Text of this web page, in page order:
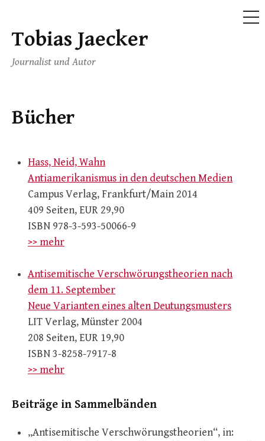
Skip
content
Tobias Jaecker
Journalist und Autor
Bücher
Hass, Neid, Wahn
Antiamerikanismus in den deutschen Medien
Campus Verlag, Frankfurt/Main 2014
409 Seiten, EUR 29,90
ISBN 978-3-593-50066-9
>> mehr
Antisemitische Verschwörungstheorien nach
dem 11. September
Neue Varianten eines alten Deutungsmusters
LIT Verlag, Münster 2004
208 Seiten, EUR 19,90
ISBN 3-8258-7917-8
>> mehr
Beiträge in Sammelbänden
„Antisemitische Verschwörungstheorien“, in: